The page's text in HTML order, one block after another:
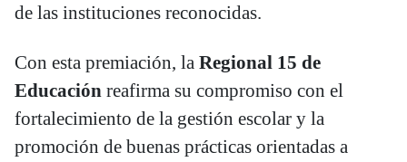
de las instituciones reconocidas.
Con esta premiación, la Regional 15 de
Educación reafirma su compromiso con el
fortalecimiento de la gestión escolar y la
promoción de buenas prácticas orientadas a